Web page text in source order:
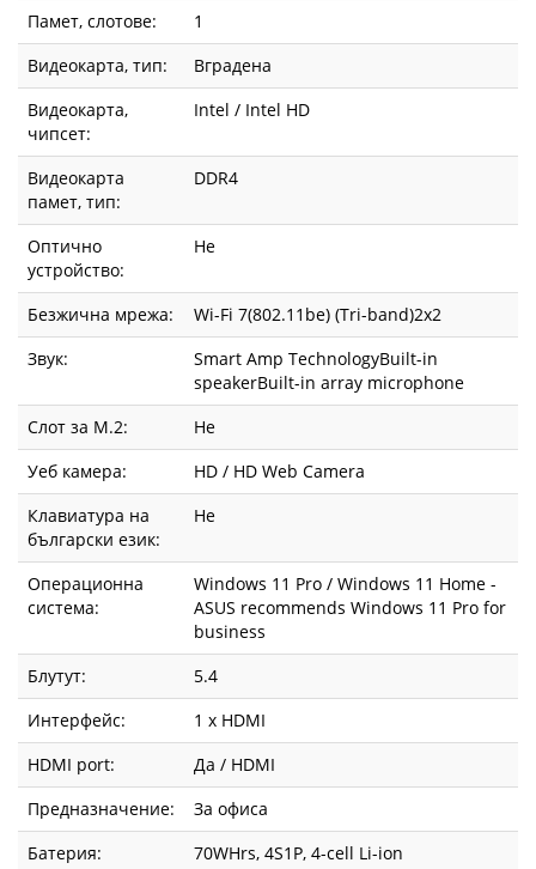
Памет, слотове:
1
Видеокарта, тип:
Вградена
Видеокарта,
чипсет:
Intel / Intel HD
Видеокарта
памет, тип:
DDR4
Оптично
устройство:
Не
Безжична мрежа:
Wi-Fi 7(802.11be) (Tri-band)2x2
Звук:
Smart Amp TechnologyBuilt-in
speakerBuilt-in array microphone
Слот за М.2:
Не
Уеб камера:
HD / HD Web Camera
Клавиатура на
български език:
Не
Операционна
система:
Windows 11 Pro / Windows 11 Home -
ASUS recommends Windows 11 Pro for
business
Блутут:
5.4
Интерфейс:
1 x HDMI
HDMI port:
Да / HDMI
Предназначение:
За офиса
Батерия:
70WHrs, 4S1P, 4-cell Li-ion